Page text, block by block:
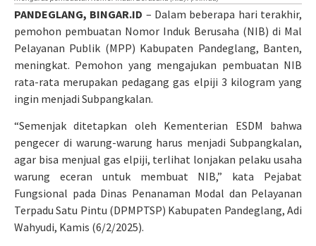
PANDEGLANG, BINGAR.ID – Dalam beberapa hari terakhir,
pemohon pembuatan Nomor Induk Berusaha (NIB) di Mal
Pelayanan Publik (MPP) Kabupaten Pandeglang, Banten,
meningkat. Pemohon yang mengajukan pembuatan NIB
rata-rata merupakan pedagang gas elpiji 3 kilogram yang
ingin menjadi Subpangkalan.
“Semenjak ditetapkan oleh Kementerian ESDM bahwa
pengecer di warung-warung harus menjadi Subpangkalan,
agar bisa menjual gas elpiji, terlihat lonjakan pelaku usaha
warung eceran untuk membuat NIB,” kata Pejabat
Fungsional pada Dinas Penanaman Modal dan Pelayanan
Terpadu Satu Pintu (DPMPTSP) Kabupaten Pandeglang, Adi
Wahyudi, Kamis (6/2/2025).